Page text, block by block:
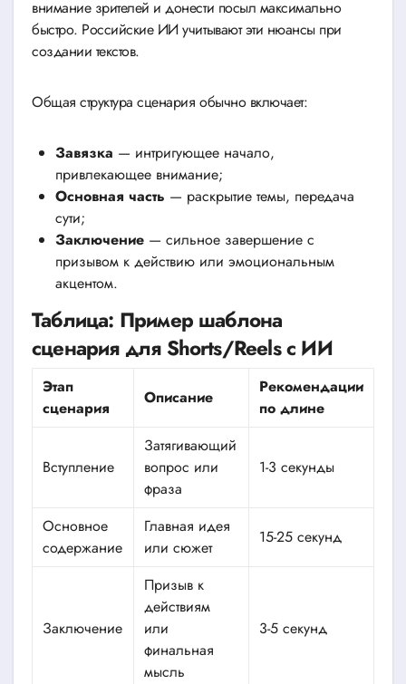
внимание зрителей и донести посыл максимально
быстро. Российские ИИ учитывают эти нюансы при
создании текстов.
Общая структура сценария обычно включает:
Завязка — интригующее начало,
привлекающее внимание;
Основная часть — раскрытие темы, передача
сути;
Заключение— сильное завершение с
призывом к действию или эмоциональным
акцентом.
Таблица: Пример шаблона
сценария для Shorts/Reels с ИИ
Этап
сценария
Описание
Рекомендации
по длине
Вступление
Затягивающий
вопрос или
фраза
1-3 секунды
Основное
содержание
Главная идея
или сюжет
15-25 секунд
Заключение
Призыв к
действиям
или
финальная
мысль
3-5 секунд